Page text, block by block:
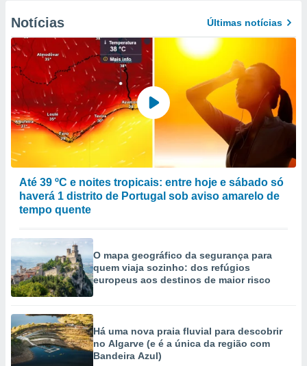
Notícias Últimas notícias
Até 39 ºC e noites tropicais: entre hoje e sábado só
haverá 1 distrito de Portugal sob aviso amarelo de
tempo quente
O mapa geográfico da segurança para
quem viaja sozinho: dos refúgios
europeus aos destinos de maior risco
Há uma nova praia fluvial para descobrir
no Algarve (e é a única da região com
Bandeira Azul)